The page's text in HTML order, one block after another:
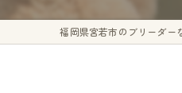
福岡県宮若市のブリーダー